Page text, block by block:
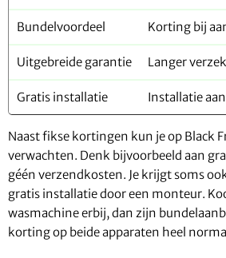
Bundelvoordeel Korting bij
Uitgebreide garantie Langer
Gratis installatie Installatie
Naast fikse kortingen kun je op Black
verwachten. Denk bijvoorbeeld aan
géén verzendkosten. Je krijgt soms
gratis installatie door een monteur.
wasmachine erbij, dan zijn
korting op beide apparaten heel